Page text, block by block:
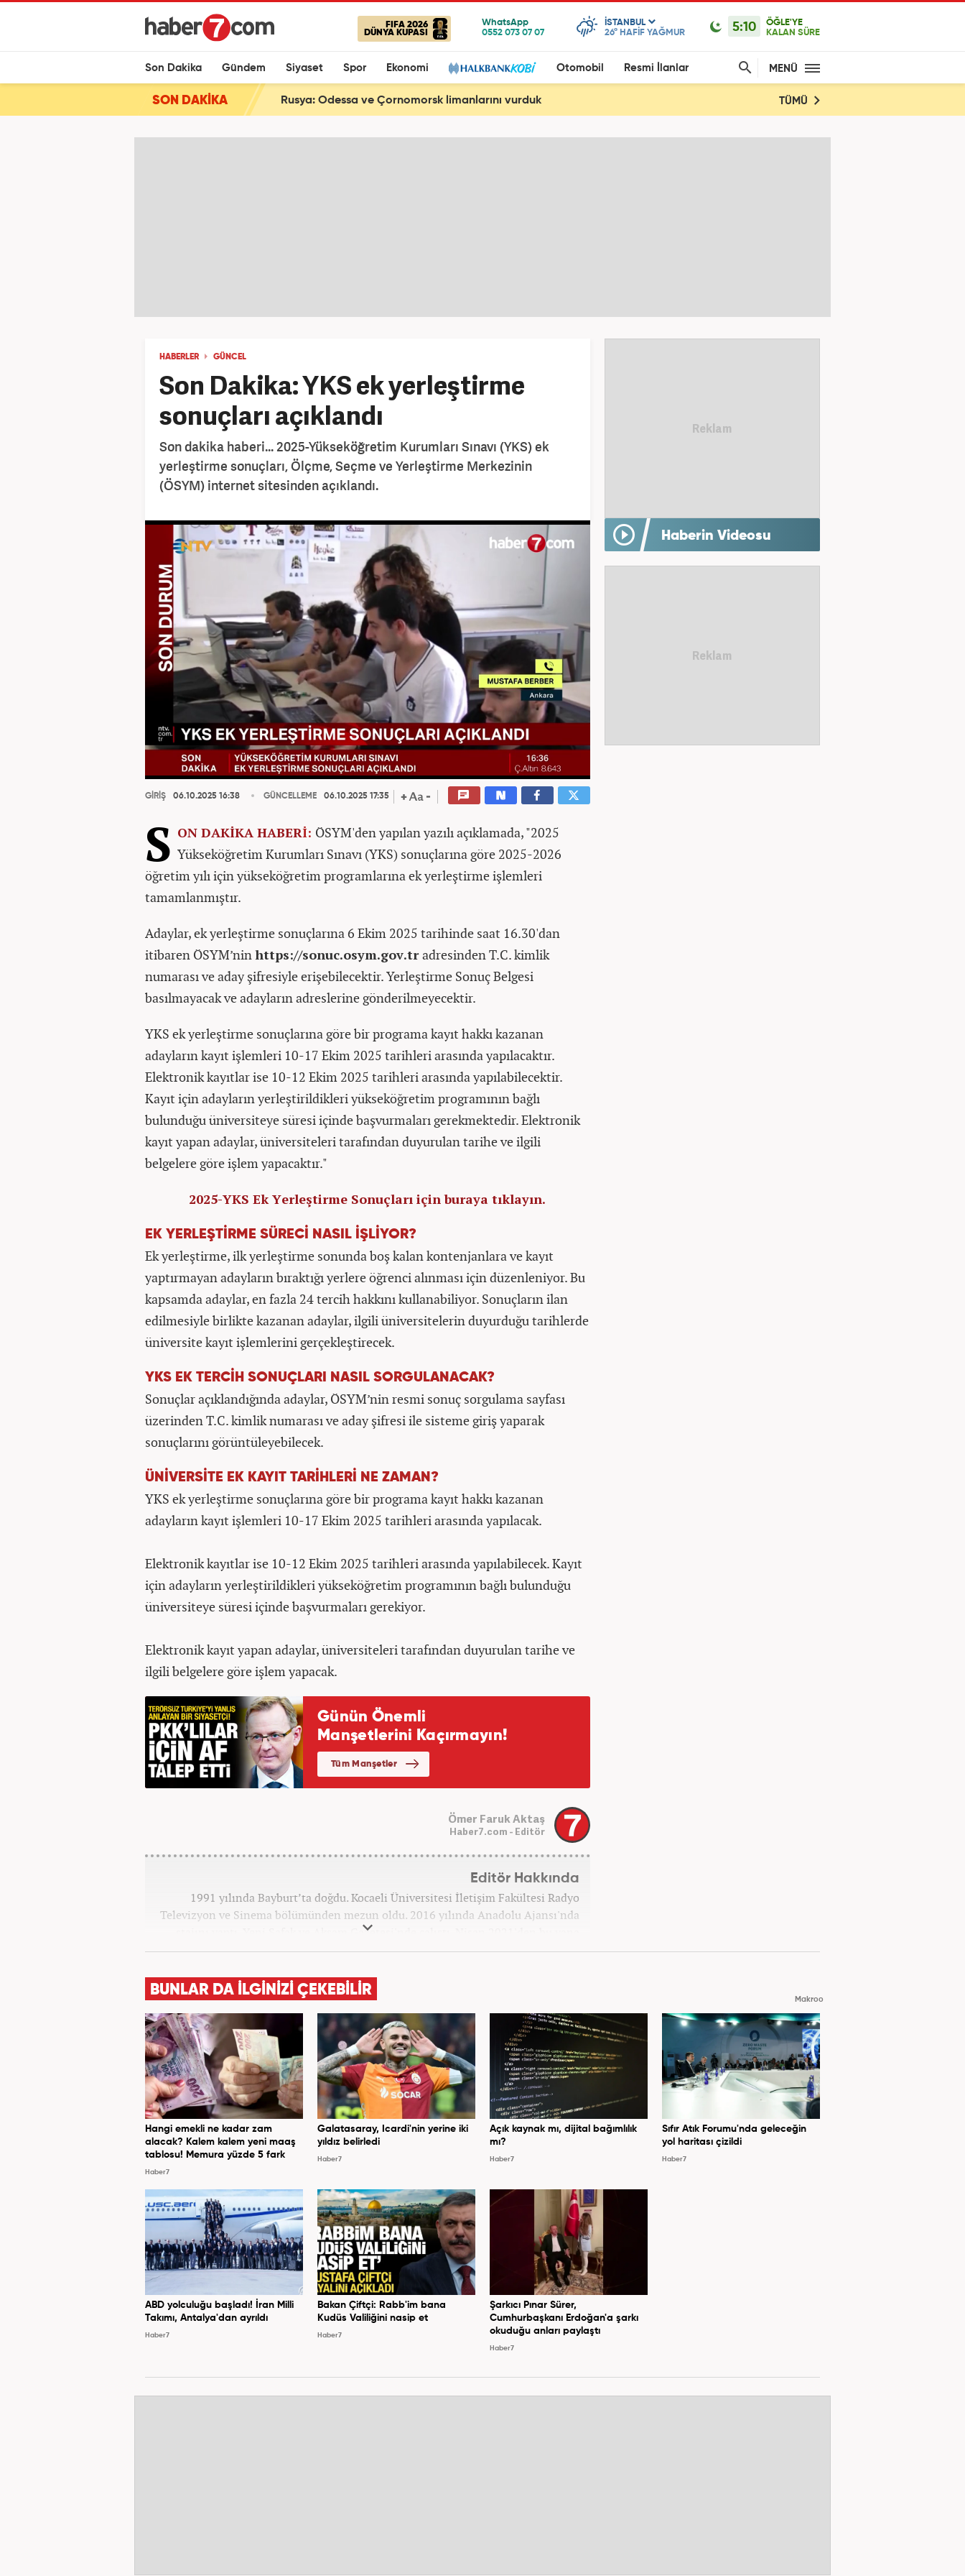
FIFA 2026
DÜNYA KUPASI
ISTANBUL
26° HAFİF YAĞMUR 5:10
ÖĞLE'YE
KALAN SÜRE
Son Dakika Gündem Siyaset Spor Ekonomi Otomobil Resmi İlanlar MENÜ
SON DAKİKA Rusya: Odessa ve Çornomorsk limanlarını vurduk TÜMÜ
HABERLER GÜNCEL
Son Dakika: YKS ek yerleştirme
sonuçları açıklandı
Son dakika haberi... 2025-Yükseköğretim Kurumları Sınavı (YKS) ek
yerleştirme sonuçları, Ölçme, Seçme ve Yerleştirme Merkezinin
(ÖSYM) internet sitesinden açıklandı.
GİRİŞ 06.10.2025 16:38 GÜNCELLEME 06.10.2025 17:35
S ON DAKİKA HABERİ: ÖSYM'den yapılan yazılı açıklamada, "2025
Yükseköğretim Kurumları Sınavı (YKS) sonuçlarına göre 2025-2026
öğretim yılı için yükseköğretim programlarına ek yerleştirme işlemleri
tamamlanmıştır.
Adaylar, ek yerleştirme sonuçlarına 6 Ekim 2025 tarihinde saat 16.30'dan
itibaren ÖSYM’ninhttps://sonuc.osym.gov.tradresinden T.C. kimlik
numarası ve aday şifresiyle erişebilecektir. Yerleştirme Sonuç Belgesi
basılmayacak ve adayların adreslerine gönderilmeyecektir.
YKS ek yerleştirme sonuçlarına göre bir programa kayıt hakkı kazanan
adayların kayıt işlemleri 10-17 Ekim 2025 tarihleri arasında yapılacaktır.
Elektronik kayıtlar ise 10-12 Ekim 2025 tarihleri arasında yapılabilecektir.
Kayıt için adayların yerleştirildikleri yükseköğretim programının bağlı
bulunduğu üniversiteye süresi içinde başvurmaları gerekmektedir. Elektronik
kayıt yapan adaylar, üniversiteleri tarafından duyurulan tarihe ve ilgili
belgelere göre işlem yapacaktır."
2025-YKS Ek Yerleştirme Sonuçları için buraya tıklayın.
EK YERLEŞTİRME SÜRECİ NASIL İŞLİYOR?
Ek yerleştirme, ilk yerleştirme sonunda boş kalan kontenjanlara ve kayıt
yaptırmayan adayların bıraktığı yerlere öğrenci alınması için düzenleniyor. Bu
kapsamda adaylar, en fazla 24 tercih hakkını kullanabiliyor. Sonuçların ilan
edilmesiyle birlikte kazanan adaylar, ilgili üniversitelerin duyurduğu tarihlerde
üniversite kayıt işlemlerini gerçekleştirecek.
YKS EK TERCİH SONUÇLARI NASIL SORGULANACAK?
Sonuçlar açıklandığında adaylar, ÖSYM’nin resmi sonuç sorgulama sayfası
üzerinden T.C. kimlik numarası ve aday şifresi ile sisteme giriş yaparak
sonuçlarını görüntüleyebilecek.
ÜNİVERSİTE EK KAYIT TARİHLERİ NE ZAMAN?
YKS ek yerleştirme sonuçlarına göre bir programa kayıt hakkı kazanan
adayların kayıt işlemleri 10-17 Ekim 2025 tarihleri arasında yapılacak.
Elektronik kayıtlar ise 10-12 Ekim 2025 tarihleri arasında yapılabilecek. Kayıt
için adayların yerleştirildikleri yükseköğretim programının bağlı bulunduğu
üniversiteye süresi içinde başvurmaları gerekiyor.
Elektronik kayıt yapan adaylar, üniversiteleri tarafından duyurulan tarihe ve
ilgili belgelere göre işlem yapacak.
Ömer Faruk Aktaş
Haber7.com - Editör
Editör Hakkında
1991 yılında Bayburt’ta doğdu. Kocaeli Üniversitesi İletişim Fakültesi Radyo
Televizyon ve Sinema bölümünden mezun oldu. 2016 yılında Anadolu Ajansı'nda
stajını yaptı. Yeni Şafak ve Akşam Gazetesi'nde çalıştı. Nisan 2021'den bu yana
Haber7.com'da ‘Gündem Editörü’ olarak görev yapmaktadır.
Haberin Videosu
BUNLAR DA İLGİNİZİ ÇEKEBİLİR
Makroo
Hangi emekli ne kadar zam
alacak? Kalem kalem yeni maaş
tablosu! Memura yüzde 5 fark
Haber7
Galatasaray, Icardi'nin yerine iki
yıldız belirledi
Haber7
Açık kaynak mı, dijital bağımlılık
mı?
Haber7
Sıfır Atık Forumu'nda geleceğin
yol haritası çizildi
Haber7
ABD yolculuğu başladı! İran Milli
Takımı, Antalya'dan ayrıldı
Haber7
Bakan Çiftçi: Rabb'im bana
Kudüs Valiliğini nasip et
Haber7
Şarkıcı Pınar Sürer,
Cumhurbaşkanı Erdoğan'a şarkı
okuduğu anları paylaştı
Haber7